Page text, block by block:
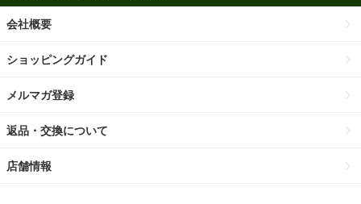
会社概要
ショッピングガイド
メルマガ登録
返品・交換について
店舗情報